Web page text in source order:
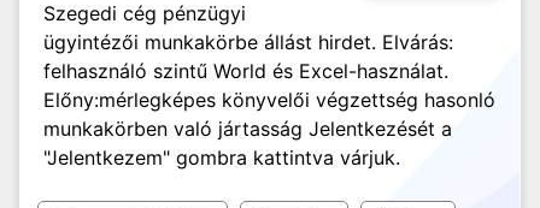
Szegedi cég pénzügyi
ügyintézői munkakörbe állást hirdet. Elvárás:
felhasználó szintű World és Excel-használat.
Előny: ​mérlegképes könyvelői végzettség hasonló
munkakörben való jártasság Jelentkezését a
"Jelentkezem" gombra kattintva várjuk.